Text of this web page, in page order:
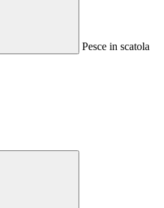
Pesce in scatola